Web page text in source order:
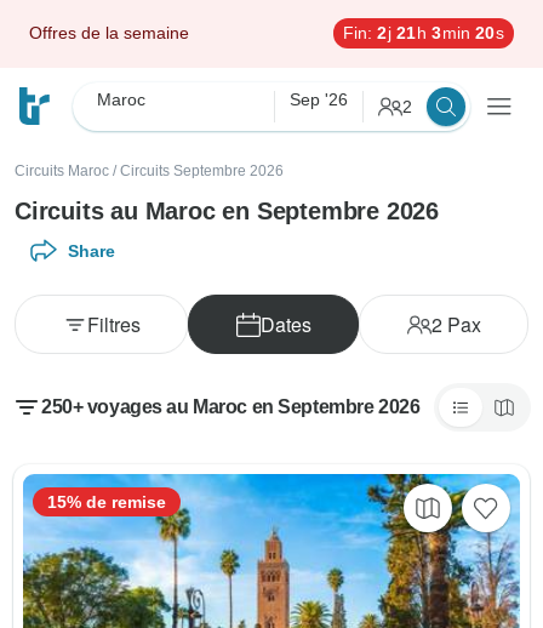
Offres de la semaine Fin: 2j 21h 3min 18s
Maroc Sep '26 2
Circuits Maroc / Circuits Septembre 2026
Circuits au Maroc en Septembre 2026
Share
Dates 2Pax
Filtres
250+ voyages au Maroc en Septembre 2026
15% de remise